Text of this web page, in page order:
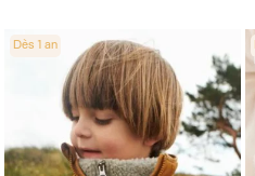
Dès 1 an